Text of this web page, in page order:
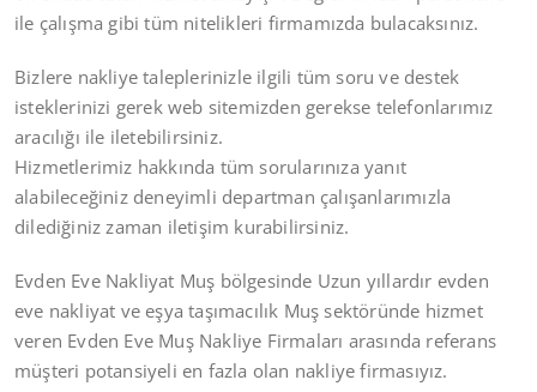
ile çalışma gibi tüm nitelikleri firmamızda bulacaksınız.
Bizlere nakliye taleplerinizle ilgili tüm soru ve destek
isteklerinizi gerek web sitemizden gerekse telefonlarımız
aracılığı ile iletebilirsiniz.
Hizmetlerimiz hakkında tüm sorularınıza yanıt
alabileceğiniz deneyimli departman çalışanlarımızla
dilediğiniz zaman iletişim kurabilirsiniz.
Evden Eve Nakliyat Muş bölgesinde Uzun yıllardır evden
eve nakliyat ve eşya taşımacılık Muş sektöründe hizmet
veren Evden Eve Muş Nakliye Firmaları arasında referans
müşteri potansiyeli en fazla olan nakliye firmasıyız.